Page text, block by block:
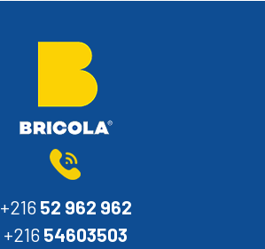
+216 52 962 962
+216 54603503